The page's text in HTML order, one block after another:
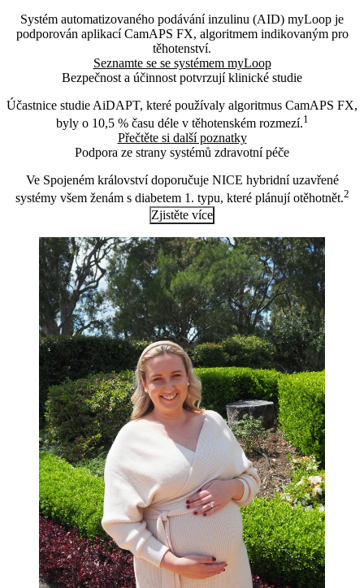
Systém automatizovaného podávání inzulinu (AID) myLoop je
podporován aplikací CamAPS FX, algoritmem indikovaným pro
těhotenství.
Seznamte se se systémem myLoop
Bezpečnost a účinnost potvrzují klinické studie
Účastnice studie AiDAPT, které používaly algoritmus CamAPS FX,
byly o 10,5 % času déle v těhotenském rozmezí.1
Přečtěte si další poznatky
Podpora ze strany systémů zdravotní péče
Ve Spojeném království doporučuje NICE hybridní uzavřené
systémy všem ženám s diabetem 1. typu, které plánují otěhotnět.2
Zjistěte více